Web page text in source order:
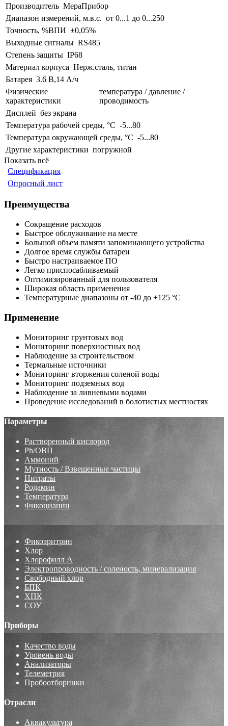
Производитель МераПрибор
Диапазон измерений, м.в.с. от 0...1 до 0...250
Точность, %ВПИ ±0,05%
Выходные сигналы RS485
Степень защиты IP68
Материал корпуса Нерж.сталь, титан
Батарея 3.6 В,14 А/ч
Физические
характеристики
температура / давление /
проводимость
Дисплей без экрана
Температура рабочей среды, °С -5...80
Температура окружающей среды, °С -5...80
Другие характеристики погружной
Показать всё
Спецификация
Опросный лист
Преимущества
Сокращение расходов
Быстрое обслуживание на месте
Большой объем памяти запоминающего устройства
Долгое время службы батареи
Быстро настраиваемое ПО
Легко приспосабливаемый
Оптимизированный для пользователя
Широкая область применения
Температурные диапазоны от -40 до +125 °С
Применение
Мониторинг грунтовых вод
Мониторинг поверхностных вод
Наблюдение за строительством
Термальные источники
Мониторинг вторжения соленой воды
Мониторинг подземных вод
Наблюдение за ливневыми водами
Проведение исследований в болотистых местностях
Параметры
Растворенный кислород
Ph/ОВП
Аммоний
Мутность / Взвешенные частицы
Нитраты
Родамин
Температура
Фикоцианин
Фикоэритрин
Хлор
Хлорофилл А
Электропроводность / соленость, минерализация
Свободный хлор
БПК
ХПК
СОУ
Приборы
Качество воды
Уровень воды
Анализаторы
Телеметрия
Пробоотборники
Отрасли
Аквакультура